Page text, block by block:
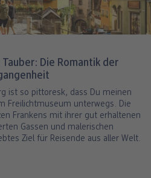
Die Romantik der
ist so pittoresk, dass Du meinen
Freilichtmuseum unterwegs. Die
Frankens mit ihrer gut erhaltenen
Gassen und malerischen
Ziel für Reisende aus aller Welt.